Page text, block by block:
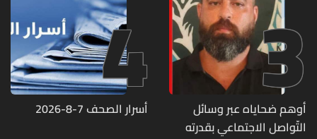
3
أوهم ضحاياه عبر وسائل
التّواصل الاجتماعي بقدرته
4
أسرار الصحف 7-8-2026